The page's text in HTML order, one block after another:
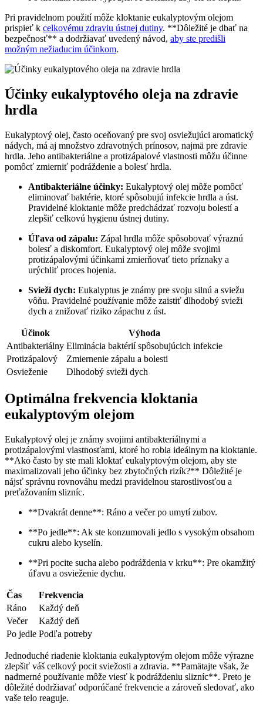
Pri pravidelnom použití môže kloktanie eukalyptovým olejom
prispieť k celkovému zdraviu ústnej dutiny. **Dôležité je dbať na
bezpečnosť** a dodržiavať uvedený návod, aby ste predišli
možným nežiaducim účinkom.
Účinky eukalyptového oleja na zdravie
hrdla
Eukalyptový olej, často oceňovaný pre svoj osviežujúci aromatický
nádych, má aj množstvo zdravotných prínosov, najmä pre zdravie
hrdla. Jeho antibakteriálne a protizápalové vlastnosti môžu účinne
pomôcť zmierniť podráždenie a bolesť hrdla.
Antibakteriálne účinky: Eukalyptový olej môže pomôcť
eliminovať baktérie, ktoré spôsobujú infekcie hrdla a úst.
Pravidelné kloktanie môže predchádzať rozvoju bolestí a
zlepšiť celkovú hygienu ústnej dutiny.
Úľava od zápalu: Zápal hrdla môže spôsobovať výraznú
bolesť a diskomfort. Eukalyptový olej môže svojimi
protizápalovými účinkami zmierňovať tieto príznaky a
urýchliť proces hojenia.
Svieži dych: Eukalyptus je známy pre svoju silnú a sviežu
vôňu. Pravidelné používanie môže zaistiť dlhodobý svieži
dych a znižovať riziko zápachu z úst.
Účinok
Výhoda
Antibakteriálny Eliminácia baktérií spôsobujúcich infekcie
Protizápalový
Zmiernenie zápalu a bolesti
Osvieženie
Dlhodobý svieži dych
Optimálna frekvencia kloktania
eukalyptovým olejom
Eukalyptový olej je známy svojimi antibakteriálnymi a
protizápalovými vlastnosťami, ktoré ho robia ideálnym na kloktanie.
**Ako často by ste mali kloktať eukalyptovým olejom, aby ste
maximalizovali jeho účinky bez zbytočných rizík?** Dôležité je
nájsť správnu rovnováhu medzi pravidelnou starostlivosťou a
preťažovaním slizníc.
**Dvakrát denne**: Ráno a večer po umytí zubov.
**Po jedle**: Ak ste konzumovali jedlo s vysokým obsahom
cukru alebo kyselín.
**Pri pocite sucha alebo podráždenia v krku**: Pre okamžitý
úľavu a osvieženie dychu.
Čas
Frekvencia
Ráno
Každý deň
Večer
Každý deň
Po jedle Podľa potreby
Jednoduché riadenie kloktania eukalyptovým olejom môže výrazne
zlepšiť váš celkový pocit sviežosti a zdravia. **Pamätajte však, že
nadmerné používanie môže viesť k podráždeniu slizníc**. Preto je
dôležité dodržiavať odporúčané frekvencie a zároveň sledovať, ako
vaše telo reaguje.